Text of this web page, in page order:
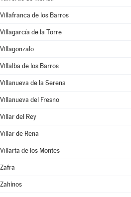
Villafranca de los Barros
Villagarcía de la Torre
Villagonzalo
Villalba de los Barros
Villanueva de la Serena
Villanueva del Fresno
Villar del Rey
Villar de Rena
Villarta de los Montes
Zafra
Zahínos